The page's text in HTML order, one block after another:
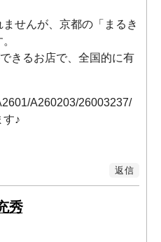
せんが、京都の「まるき
きるお店で、全国的に有
A260203/26003237/
す♪
返信
秀